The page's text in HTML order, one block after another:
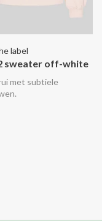
label
sweater off-white
met subtiele